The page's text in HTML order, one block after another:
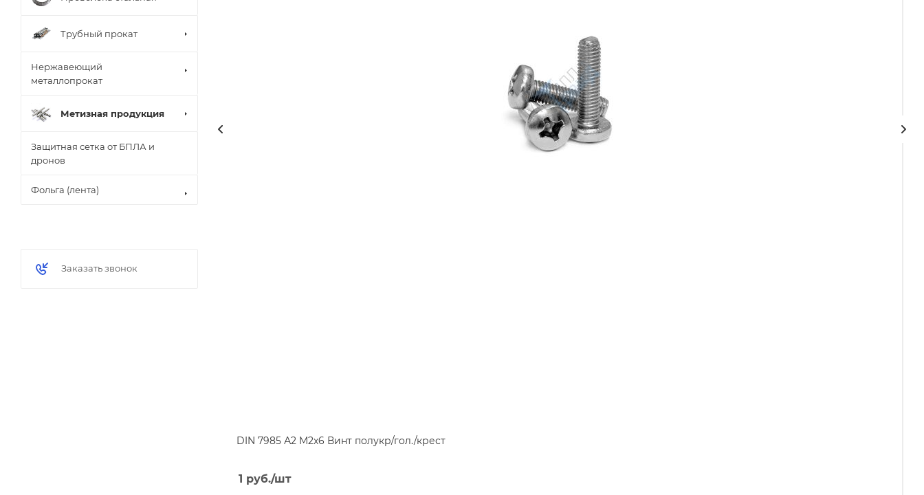
DIN 7985 А2 М2х6 Винт полукр/гол./крест
1 руб./шт
Трубный прокат
Нержавеющий
металлопрокат
Метизная продукция
Защитная сетка от БПЛА и
дронов
Фольга (лента)
Заказать звонок